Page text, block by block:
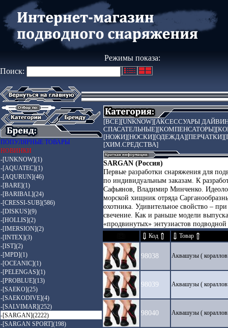
Режимы показа:
Поиск:
ПОПУЛЯРНЫЕ ТОВАРЫ
НОВИНКИ
-[UNKNOW](1)
-[AQUATEC](1)
-[AQURUN](46)
-[BARE](1)
-[BARIBAL](24)
-[CRESSI-SUB](586)
-[DISKUS](9)
-[HOLLIS](2)
-[IMERSION](2)
-[INTEX](3)
-[IST](2)
-[MPD](1)
-[OCEANIC](1)
-[PELENGAS](1)
-[PROBLUE](13)
-[SAEKO](25)
-[SAEKODIVE](4)
-[SALVIMAR](252)
-[SARGAN](2222)
-[SARGAN SPORT](198)
[ВСЕ] [UNKNOW] [АКСЕССУАРЫ
СПАСАТЕЛЬНЫЕ] [КОМПЕНСАТОРЫ]
[НОЖИ] [НОСКИ] [ОДЕЖДА] [ПЕРЧАТКИ]
[ХИМ.СРЕДСТВА]
SARGAN (Россия)
Первые разработки снаряжения для
по индивидуальным заказам. К
Сафьянов, Владимир Минченко.
морской хищник отряда
охотника. Удивительное свойство –
свечение. Как и раньше модели
«продвинутых» энтузиастов
Код Товар
98038 Аквашузы (
98039 Аквашузы (
98040 Аквашузы (